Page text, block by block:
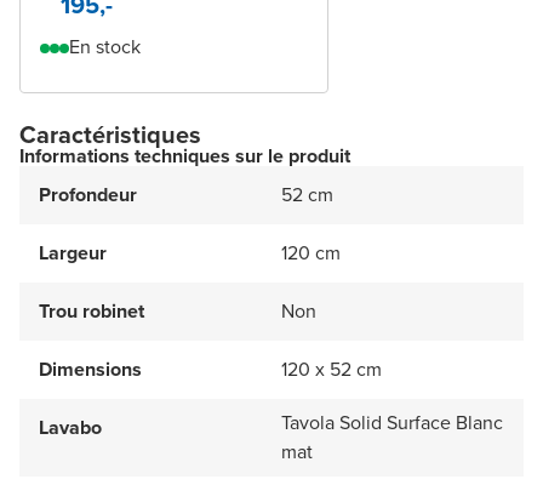
En stock
Caractéristiques
Informations techniques sur le produit
Profondeur
52 cm
Largeur 120 cm
Trou robinet Non
Dimensions 120 x 52 cm
Lavabo
Tavola Solid Surface Blanc
mat